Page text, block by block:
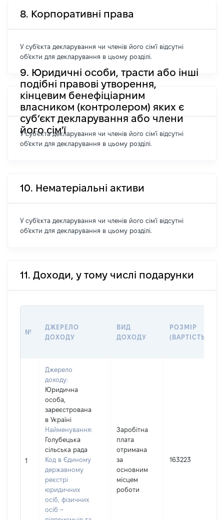
8. Корпоративні права
У суб'єкта декларування чи членів його сім'ї відсутні
об'єкти для декларування в цьому розділі.
9. Юридичні особи, трасти або інші
подібні правові утворення,
кінцевим бенефіціарним
власником (контролером) яких є
суб’єкт декларування або члени
його сім'ї
У суб'єкта декларування чи членів його сім'ї відсутні
об'єкти для декларування в цьому розділі.
10. Нематеріальні активи
У суб'єкта декларування чи членів його сім'ї відсутні
об'єкти для декларування в цьому розділі.
11. Доходи, у тому числі подарунки
№
ДЖЕРЕЛО
ДОХОДУ
ВИД
ДОХОДУ
РОЗМІР
(ВАРТІСТЬ)
1
Джерело
доходу:
Юридична
особа,
зареєстрована
в Україні
Найменування:
Голубецька
сільська рада
Код в Єдиному
державному
реєстрі
юридичних
осіб, фізичних
осіб –
Заробітна
плата
отримана
за
основним
місцем
роботи
163223